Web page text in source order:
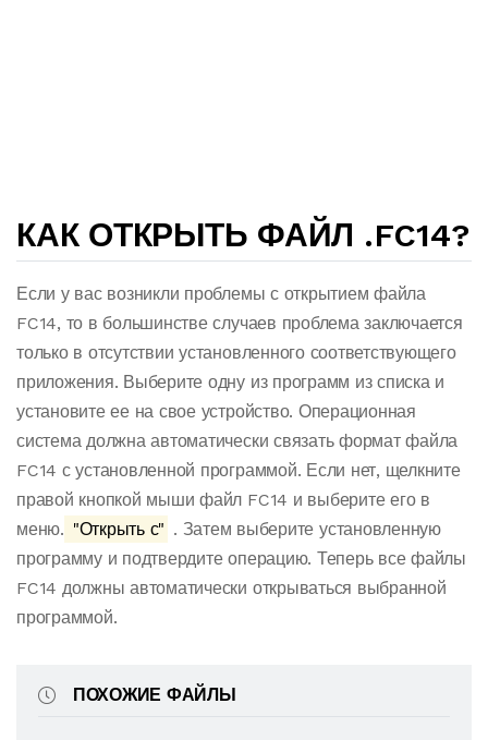
КАК ОТКРЫТЬ ФАЙЛ .FC14?
Если у вас возникли проблемы с открытием файла
FC14, то в большинстве случаев проблема заключается
только в отсутствии установленного соответствующего
приложения. Выберите одну из программ из списка и
установите ее на свое устройство. Операционная
система должна автоматически связать формат файла
FC14 с установленной программой. Если нет, щелкните
правой кнопкой мыши файл FC14 и выберите его в
меню. "Открыть с" . Затем выберите установленную
программу и подтвердите операцию. Теперь все файлы
FC14 должны автоматически открываться выбранной
программой.
ПОХОЖИЕ ФАЙЛЫ